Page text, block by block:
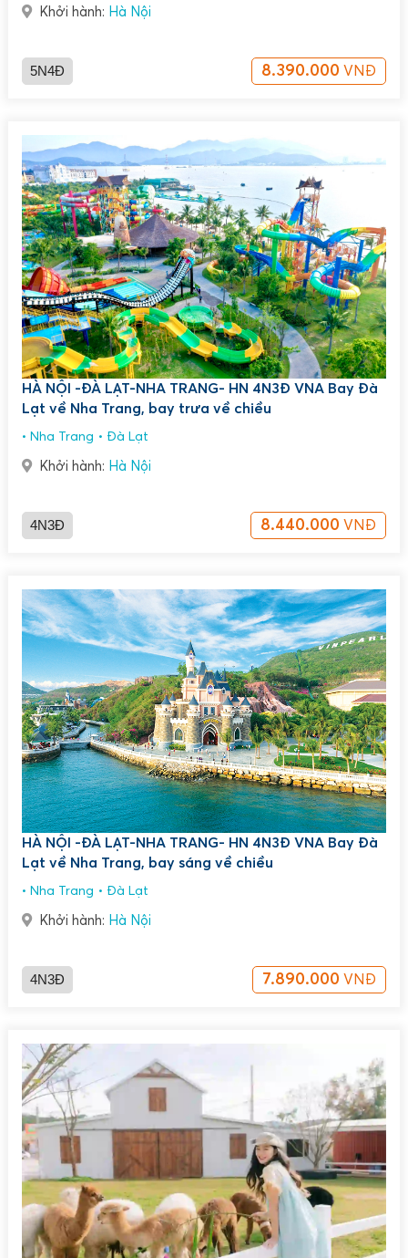
Khởi hành: Hà Nội
5N4Đ 8.390.000 VNĐ
HÀ NỘI -ĐÀ LẠT-NHA TRANG- HN 4N3Đ VNA Bay Đà
Lạt về Nha Trang, bay trưa về chiều
Nha Trang Đà Lạt
Khởi hành: Hà Nội
4N3Đ 8.440.000 VNĐ
HÀ NỘI -ĐÀ LẠT-NHA TRANG- HN 4N3Đ VNA Bay Đà
Lạt về Nha Trang, bay sáng về chiều
Nha Trang Đà Lạt
Khởi hành: Hà Nội
4N3Đ 7.890.000 VNĐ